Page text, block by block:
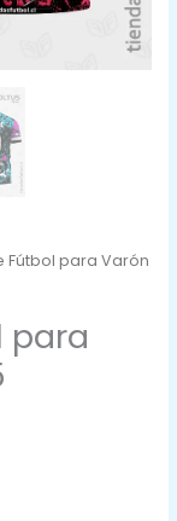
Fútbol para Varón
para